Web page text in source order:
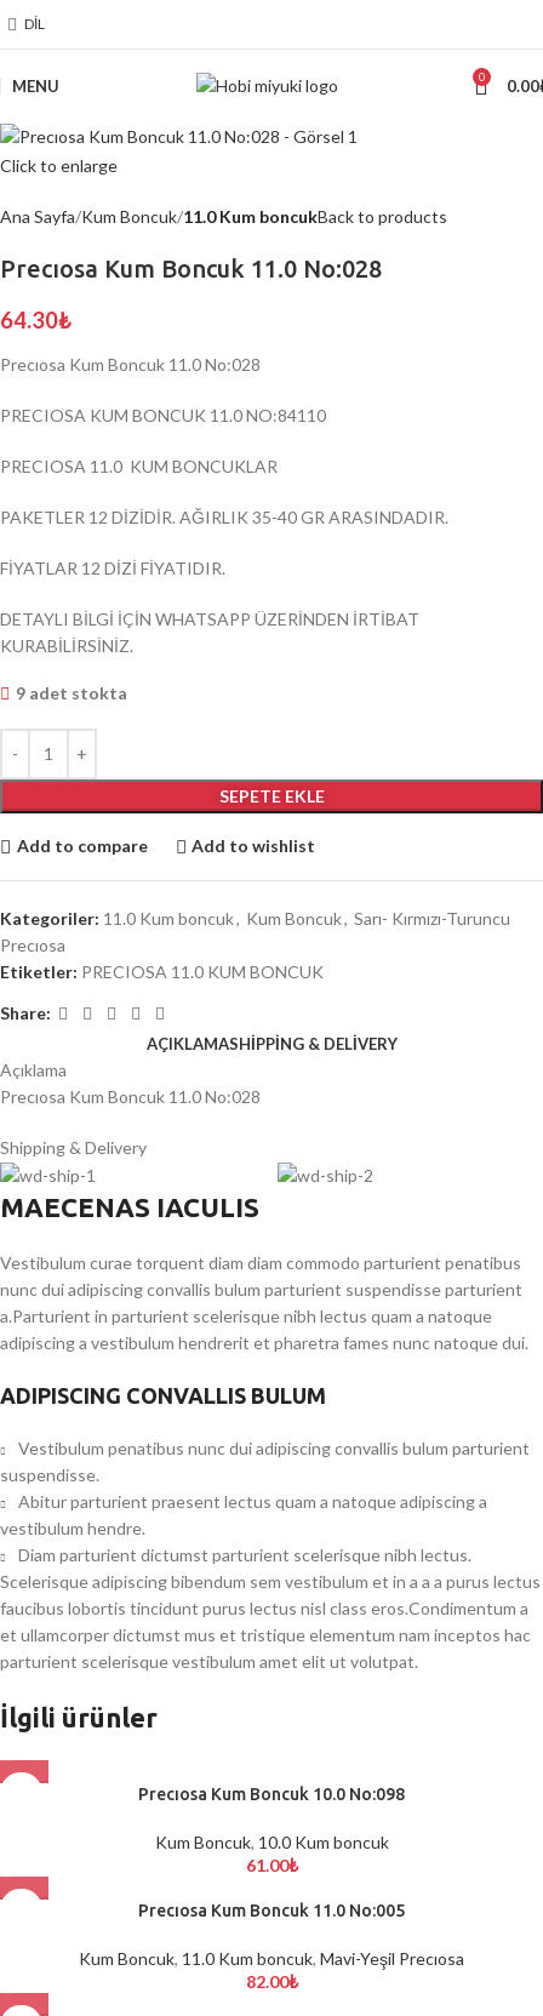
DIL
MENU 0 0.00
Click to enlarge
Ana Sayfa Kum Boncuk 11.0 Kum boncukBack to products
Precıosa Kum Boncuk 11.0 No:028
64.30₺
Precıosa Kum Boncuk 11.0 No:028
PRECIOSA KUM BONCUK 11.0 NO:84110
PRECIOSA 11.0 KUM BONCUKLAR
PAKETLER 12 DİZİDİR. AĞIRLIK 35-40 GR ARASINDADIR.
FİYATLAR 12 DİZİ FİYATIDIR.
DETAYLI BİLGİ İÇİN WHATSAPP ÜZERİNDEN İRTİBAT
KURABİLİRSİNİZ.
9 adet stokta
SEPETE EKLE
Add to compare Add to wishlist
Kategoriler: 11.0 Kum boncuk, Kum Boncuk, Sarı- Kırmızı-Turuncu
Precıosa
Etiketler: PRECIOSA 11.0 KUM BONCUK
Share:
AÇIKLAMASHIPPING & DELIVERY
Açıklama
Precıosa Kum Boncuk 11.0 No:028
Shipping & Delivery
MAECENAS IACULIS
Vestibulum curae torquent diam diam commodo parturient penatibus
nunc dui adipiscing convallis bulum parturient suspendisse parturient
a.Parturient in parturient scelerisque nibh lectus quam a natoque
adipiscing a vestibulum hendrerit et pharetra fames nunc natoque dui.
ADIPISCING CONVALLIS BULUM
Vestibulum penatibus nunc dui adipiscing convallis bulum parturient
suspendisse.
Abitur parturient praesent lectus quam a natoque adipiscing a
vestibulum hendre.
Diam parturient dictumst parturient scelerisque nibh lectus.
Scelerisque adipiscing bibendum sem vestibulum et in a a a purus lectus
faucibus lobortis tincidunt purus lectus nisl class eros.Condimentum a
et ullamcorper dictumst mus et tristique elementum nam inceptos hac
parturient scelerisque vestibulum amet elit ut volutpat.
İlgili ürünler
Precıosa Kum Boncuk 10.0 No:098
Kum Boncuk, 10.0 Kum boncuk
61.00₺
Precıosa Kum Boncuk 11.0 No:005
Kum Boncuk, 11.0 Kum boncuk, Mavi-Yeşil Precıosa
82.00₺